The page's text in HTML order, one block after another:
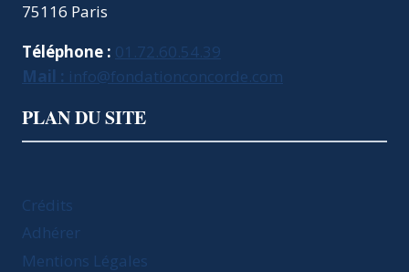
75116 Paris
Téléphone : 01.72.60.54.39
Mail : info@fondationconcorde.com
PLAN DU SITE
Crédits
Adhérer
Mentions Légales